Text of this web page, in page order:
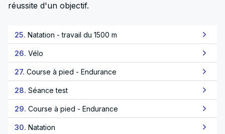
réussite d'un objectif.
25. Natation - travail du 1500 m
26. Vélo
27. Course à pied - Endurance
28. Séance test
29. Course à pied - Endurance
30. Natation